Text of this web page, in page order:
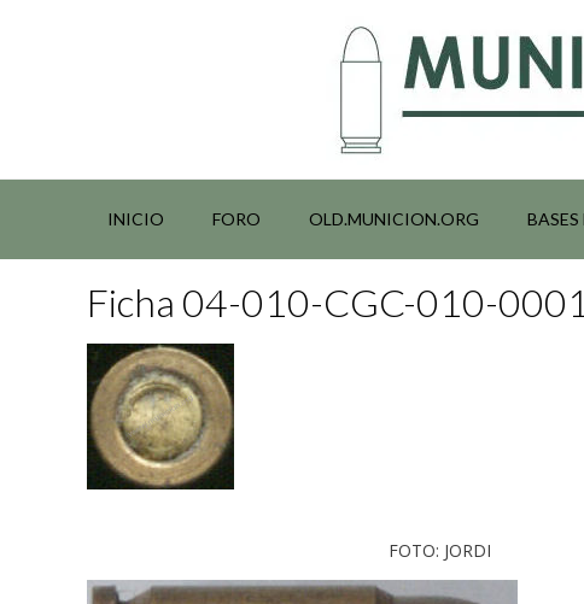
INICIO FORO OLD.MUNICION.ORG
Ficha 04-010-CGC-010-
FOTO: JORDI